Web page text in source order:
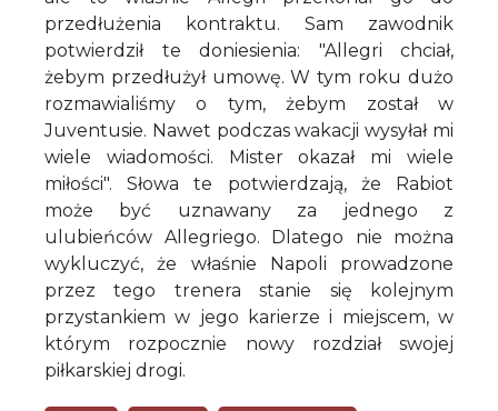
przedłużenia kontraktu. Sam zawodnik
potwierdził te doniesienia: "Allegri chciał,
żebym przedłużył umowę. W tym roku dużo
rozmawialiśmy o tym, żebym został w
Juventusie. Nawet podczas wakacji wysyłał mi
wiele wiadomości. Mister okazał mi wiele
miłości". Słowa te potwierdzają, że Rabiot
może być uznawany za jednego z
ulubieńców Allegriego. Dlatego nie można
wykluczyć, że właśnie Napoli prowadzone
przez tego trenera stanie się kolejnym
przystankiem w jego karierze i miejscem, w
którym rozpocznie nowy rozdział swojej
piłkarskiej drogi.